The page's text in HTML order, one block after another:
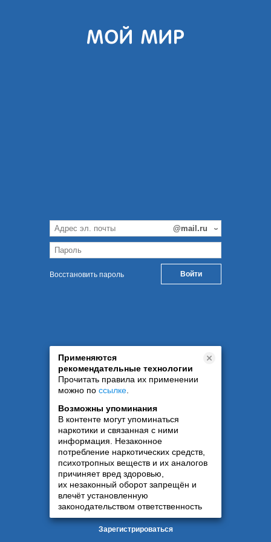
Восстановить пароль
Применяются
рекомендательные технологии
Прочитать правила их применении
можно по ссылке
Возможны упоминания
В контенте могут упоминаться
наркотики и связанная с ними
информация. Незаконное
потребление наркотических средств,
психотропных веществ и их аналогов
причиняет вред здоровью,
их незаконный оборот запрещён и
влечёт установленную
законодательством ответственность
Зарегистрироваться